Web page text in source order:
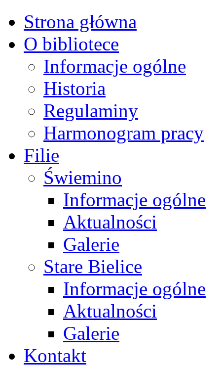
Strona główna
O bibliotece
Informacje ogólne
Historia
Regulaminy
Harmonogram pracy
Filie
Świemino
Informacje ogólne
Aktualności
Galerie
Stare Bielice
Informacje ogólne
Aktualności
Galerie
Kontakt